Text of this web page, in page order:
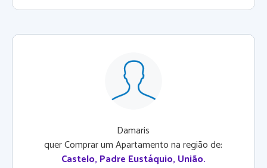
Damaris
quer Comprar um Apartamento na região de:
Castelo, Padre Eustáquio, União.